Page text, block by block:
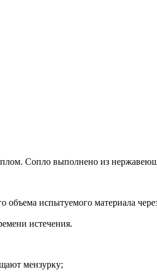
Сопло выполнено из
испытуемого материала
истечения.
мензурку;